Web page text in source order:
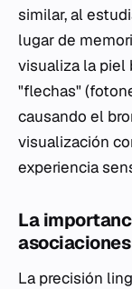
similar, al
lugar de
visualiza la piel
"flechas"
causando el
visualización
experiencia
La
asociaciones
La precisión